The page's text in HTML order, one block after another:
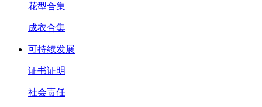
花型合集
成衣合集
可持续发展
证书证明
社会责任